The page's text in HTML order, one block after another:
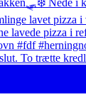
To trætte